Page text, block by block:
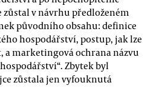
v návrhu předloženém
původního obsahu: definice
hospodářství, postup, jak lze
a marketingová ochrana názvu
Zbytek byl
zůstala jen vyfouknutá